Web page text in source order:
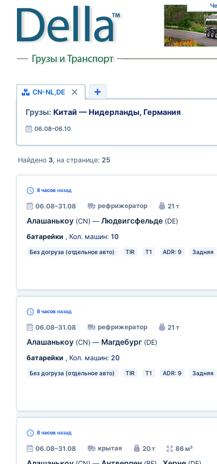
CN-NL,DE
Грузы: Китай — Нидерланды, Германия
06.08–06.10
Найдено 3, на странице: 25
8 часов назад
06.08–31.08 рефрижератор 21 т
Алашанькоу (CN) — Людвигсфельде (DE)
батарейки , Кол. машин: 10
Без догруза (отдельное авто) TIR T1 ADR: 9 Задняя
8 часов назад
06.08–31.08 рефрижератор 21 т
Алашанькоу (CN) — Магдебург (DE)
батарейки , Кол. машин: 20
Без догруза (отдельное авто) TIR T1 ADR: 9 Задняя
8 часов назад
06.08–31.08 крытая 20 т 86 м³